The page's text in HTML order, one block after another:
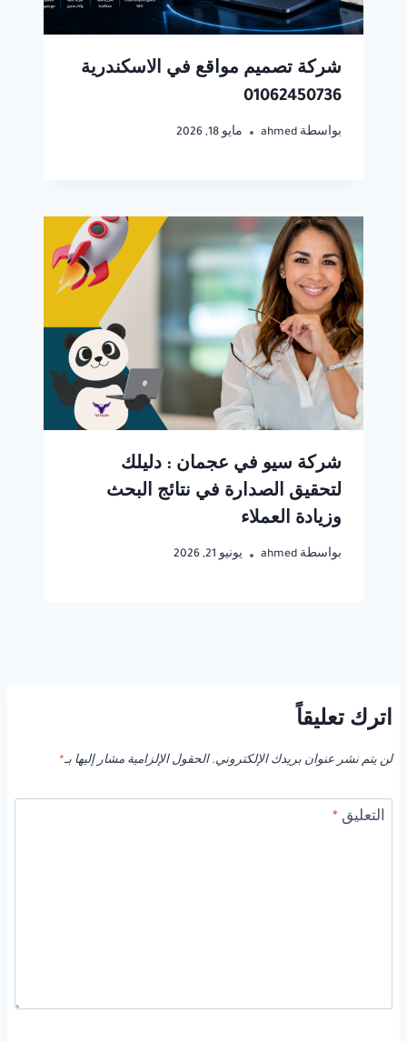
شركة تصميم مواقع في الاسكندرية
01062450736
بواسطة ahmed مايو 18, 2026
شركة سيو في عجمان : دليلك
لتحقيق الصدارة في نتائج البحث
وزيادة العملاء
بواسطة ahmed يونيو 21, 2026
اترك تعليقاً
لن يتم نشر عنوان بريدك الإلكتروني. الحقول الإلزامية مشار إليها بـ*
التعليق*